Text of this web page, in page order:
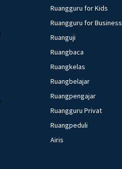
Ruangguru for Kids
Ruangguru for Business
Ruanguji
Ruangbaca
Ruangkelas
Ruangbelajar
Ruangpengajar
Ruangguru Privat
Ruangpeduli
Airis